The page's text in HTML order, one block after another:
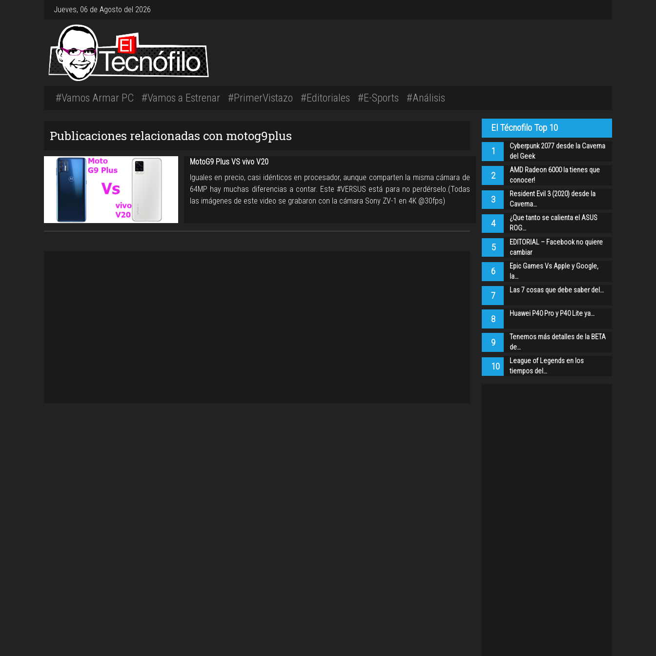
Jueves, 06 de Agosto del 2026
#Vamos Armar PC #Vamos a Estrenar #PrimerVistazo #Editoriales #E-Sports #Análisis
Publicaciones relacionadas con motog9plus
MotoG9 Plus VS vivo V20
Iguales en precio, casi idénticos en procesador, aunque comparten la misma cámara de
64MP hay muchas diferencias a contar. Este #VERSUS está para no perdérselo.(Todas
las imágenes de este video se grabaron con la cámara Sony ZV-1 en 4K @30fps)
El Técnofilo Top 10
1
Cyberpunk 2077 desde la Caverna
del Geek
2
AMD Radeon 6000 la tienes que
conocer!
3
Resident Evil 3 (2020) desde la
Caverna…
4
¿Que tanto se calienta el ASUS
ROG…
5
EDITORIAL – Facebook no quiere
cambiar
6
Epic Games Vs Apple y Google,
la…
7 Las 7 cosas que debe saber del…
8 Huawei P40 Pro y P40 Lite ya…
9
Tenemos más detalles de la BETA
de…
10
League of Legends en los
tiempos del…